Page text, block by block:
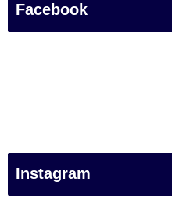
#白浜町
#変面ショー
Facebook
Instagram